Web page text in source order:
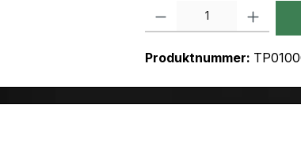
Produkt Anzahl: Gib den
Produktnummer: